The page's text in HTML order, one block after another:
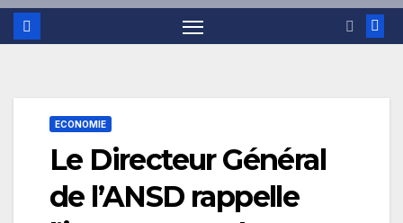
ECONOMIE
Le Directeur Général
de l’ANSD rappelle